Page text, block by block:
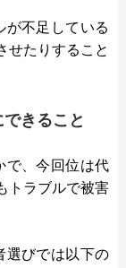
が不足している
せたりすること
きること
で、今回位は代
トラブルで被害
選びでは以下の